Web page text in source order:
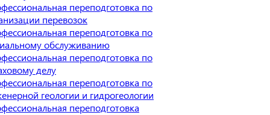
переподготовка по
перевозок
переподготовка по
обслуживанию
переподготовка по
делу
переподготовка по
геологии и гидрогеологии
переподготовка